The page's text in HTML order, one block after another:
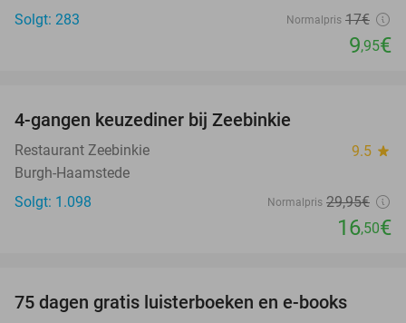
Solgt: 283
Normalpris 17€
9,95€
4-gangen keuzediner bij Zeebinkie
Restaurant Zeebinkie 9.5 star
Burgh-Haamstede
Solgt: 1.098
Normalpris 29,95€
16,50€
75 dagen gratis luisterboeken en e-books